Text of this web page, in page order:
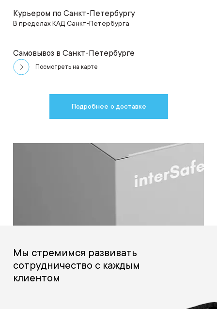
Курьером по Санкт-Петербургу
В пределах КАД Санкт-Петербурга
Самовывоз в Санкт-Петербурге
Посмотреть на карте
Подробнее о доставке
Мы стремимся развивать
сотрудничество с каждым
клиентом